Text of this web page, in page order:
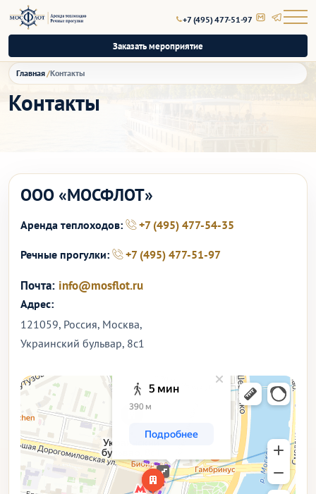
+7 (495) 477-51-97
Заказать мероприятие
Главная Контакты
Контакты
ООО «МОСФЛОТ»
Аренда теплоходов: +7 (495) 477-54-35
Речные прогулки: +7 (495) 477-51-97
Почта: info@mosflot.ru
Адрес:
121059, Россия, Москва,
Украинский бульвар, 8с1